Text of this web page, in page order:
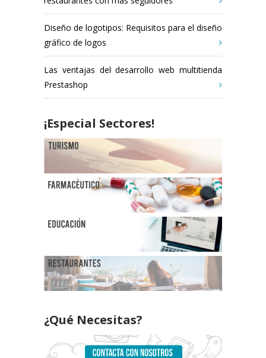
Diseño de logotipos: Requisitos para el diseño
gráfico de logos
Las ventajas del desarrollo web multitienda
Prestashop
¡Especial Sectores!
¿Qué Necesitas?